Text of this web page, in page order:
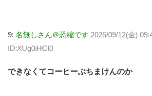
9: 名無しさん＠恐縮です 2025/09/12(金)
ID:XUg0iHCI0
できなくてコーヒーぶちまけんのか